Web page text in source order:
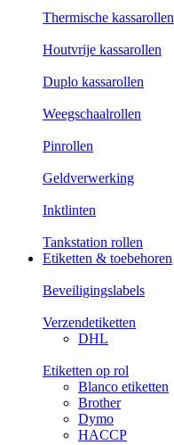
Thermische kassarollen
Houtvrije kassarollen
Duplo kassarollen
Weegschaalrollen
Pinrollen
Geldverwerking
Inktlinten
Tankstation rollen
Etiketten & toebehoren
Beveiligingslabels
Verzendetiketten
DHL
Etiketten op rol
Blanco etiketten
Brother
Dymo
HACCP